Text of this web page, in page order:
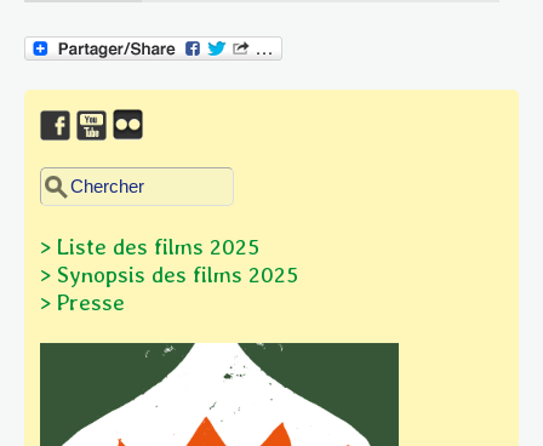
Formulaire de recherche
Chercher dans ce site
> Liste des films 2025
> Synopsis des films 2025
> Presse